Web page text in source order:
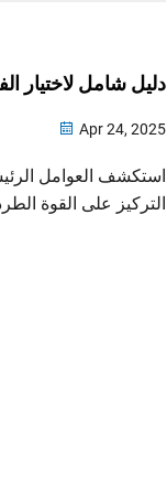
دليل شامل لاختيار
Apr 24, 2025
استكشف العوامل
التركيز على القوة
تتناسب مع التطبيقات